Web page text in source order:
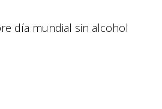
día mundial sin alcohol